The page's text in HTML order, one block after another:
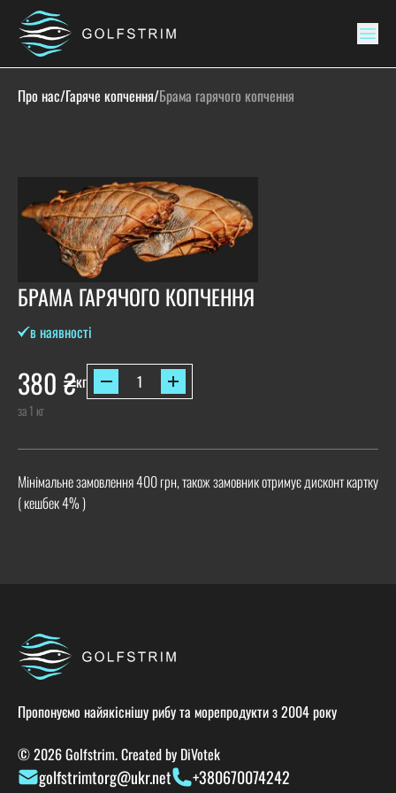
Про нас/Гаряче копчення/Брама гарячого копчення
БРАМА ГАРЯЧОГО КОПЧЕННЯ
в наявності
380 ₴кг
за 1 кг
Мінімальне замовлення 400 грн, також замовник отримує дисконт картку
( кешбек 4% )
Пропонуємо найякіснішу рибу та морепродукти з 2004 року
© 2026 Golfstrim. Created by DiVotek
golfstrimtorg@ukr.net +380670074242